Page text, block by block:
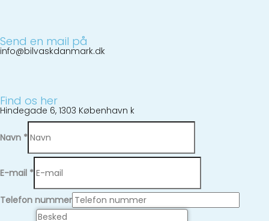
Send en mail på
info@bilvaskdanmark.dk
Find os her
Hindegade 6, 1303 København k
Navn *
E-mail *
Telefon nummer